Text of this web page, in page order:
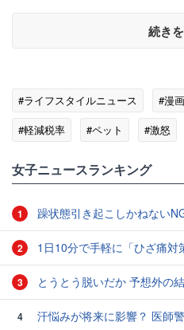
続き
#ライフスタイルニュース #漫
#軽減税率
#ペット #激怒
女子ニュースランキング
1 躁状態引き起こしかねない
2 1日10分で手軽に「ひざ痛対
3 とうとう脱いだか 予想外の
4 汗悩みが将来に影響？ 医師